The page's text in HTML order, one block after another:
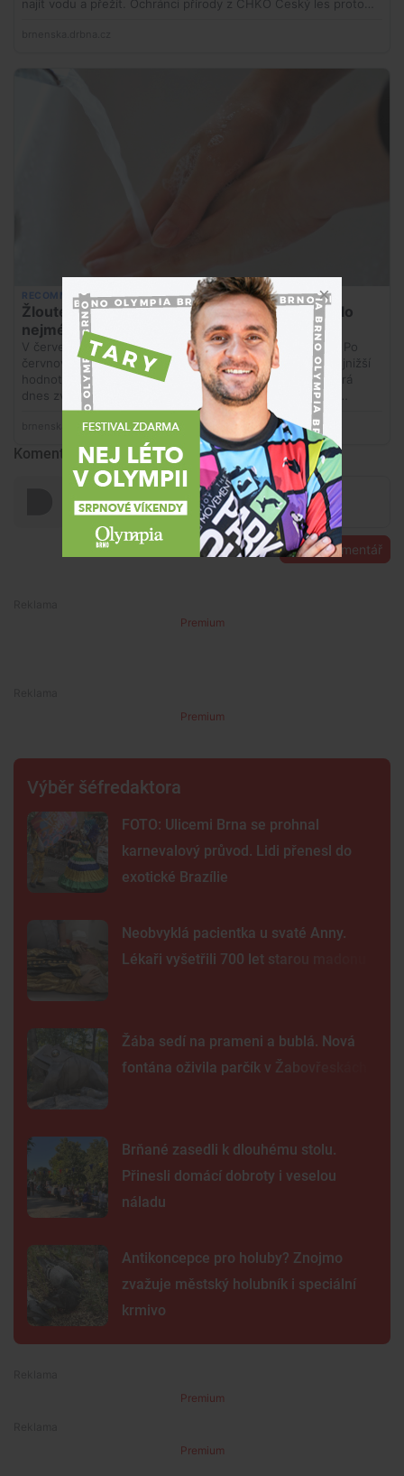
Komentáře
Přidat komentář
Premium
Premium
Výběr šéfredaktora
FOTO: Ulicemi Brna se prohnal
karnevalový průvod. Lidi přenesl do
exotické Brazílie
Neobvyklá pacientka u svaté Anny.
Lékaři vyšetřili 700 let starou madonu
Žába sedí na prameni a bublá. Nová
fontána oživila parčík v Žabovřeskách
Brňané zasedli k dlouhému stolu.
Přinesli domácí dobroty i veselou
náladu
Antikoncepce pro holuby? Znojmo
zvažuje městský holubník i speciální
krmivo
Premium
Premium